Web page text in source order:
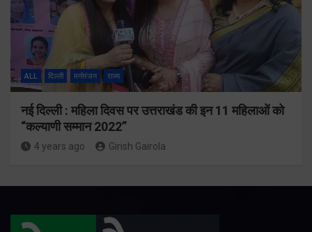
ALL दिल्ली मनोरंजन राज्य
नई दिल्ली : महिला दिवस पर उत्तराखंड की इन 11 महिलाओं को
“कल्याणी सम्मान 2022”
4 years ago Girish Gairola